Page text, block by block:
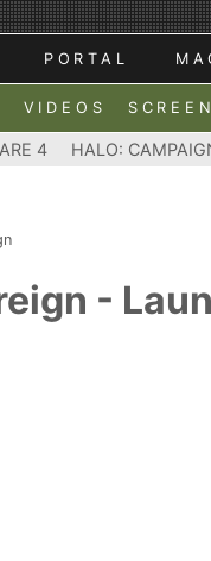
PORTAL
VIDEOS
4 HALO:
-